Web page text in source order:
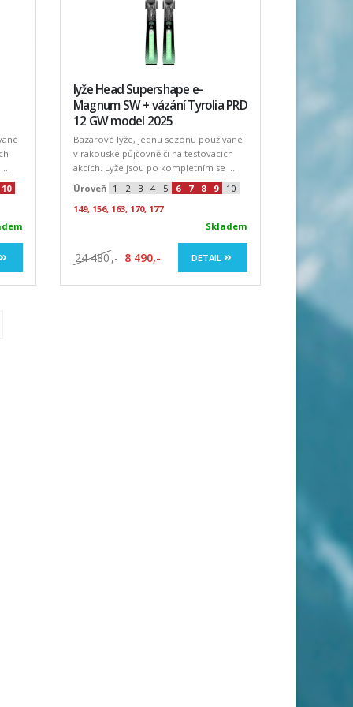
10
lyže Head Supershape e-
Magnum SW + vázání Tyrolia PRD
12 GW model 2025
Bazarové lyže, jednu sezónu používané
v rakouské půjčovně či na testovacích
akcích. Lyže jsou po kompletním se ...
Úroveň
1 2 3 4 5 6 7 8 9
10
149, 156, 163, 170, 177
Skladem
24 480 ,- 8 490,- DETAIL